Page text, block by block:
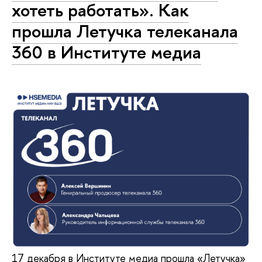
хотеть работать». Как
прошла Летучка телеканала
360 в Институте медиа
17 декабря в Институте медиа прошла «Летучка»